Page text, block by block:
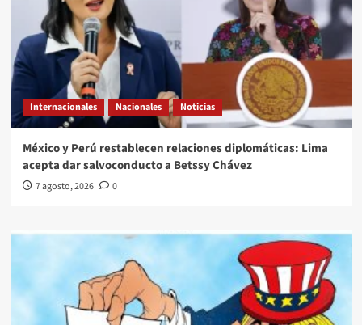
Internacionales Nacionales Noticias
México y Perú restablecen relaciones diplomáticas: Lima
acepta dar salvoconducto a Betssy Chávez
7 agosto, 2026 0